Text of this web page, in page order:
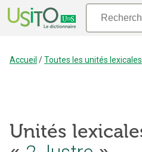
Accueil /Toutes les unités
Unités